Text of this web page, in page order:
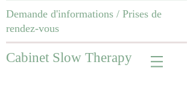
Demande d'informations / Prises de
rendez-vous
Cabinet Slow Therapy